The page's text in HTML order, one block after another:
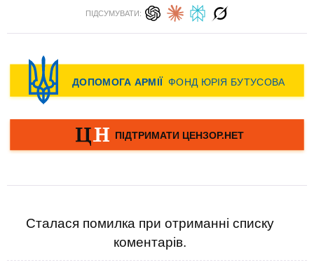
ПІДСУМУВАТИ:
Сталася помилка при отриманні списку
коментарів.